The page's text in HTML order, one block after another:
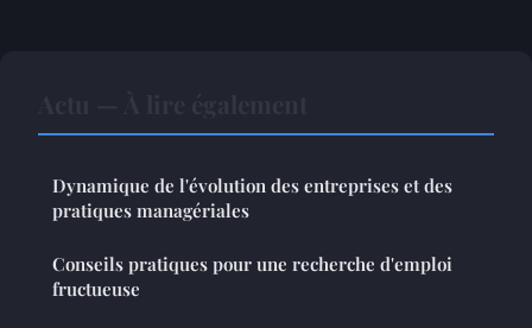
Dynamique de l'évolution des entreprises et des
pratiques managériales
Conseils pratiques pour une recherche d'emploi
fructueuse